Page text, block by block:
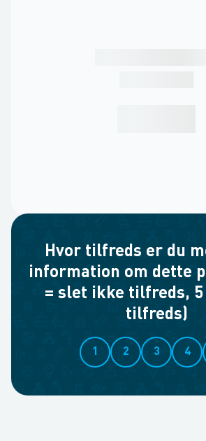
Hvor tilfreds er du
information om dette
= slet ikke tilfreds, 5
tilfreds)
1 2 3 4